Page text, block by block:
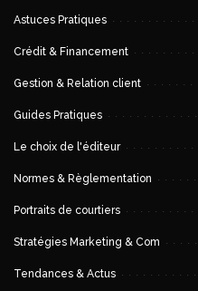
Astuces Pratiques
Crédit & Financement
Gestion & Relation client
Guides Pratiques
Le choix de l'éditeur
Normes & Règlementation
Portraits de courtiers
Stratégies Marketing & Com
Tendances & Actus